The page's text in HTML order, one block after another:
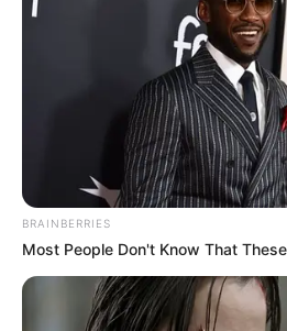
Entre tanto,
Santiago Buitrago
blanca, la cual es otorgada al
; pues le sacó 15
coequipero Jonathan Milan y 29"
Azparren (Euskaltel),
COMPARTIR
TEMAS RELACIONADOS
BRAINBERRIES
Most People Don't Know That